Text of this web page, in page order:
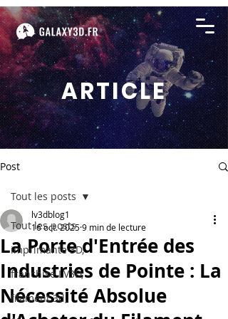
ARTICLE
Post
Tout les posts
imprimante 3D,
franchise LV3D,
filament 3d,
Tout les posts
La Porte d'Entrée des
Industries de Pointe : La
Nécessité Absolue
lv3dblog1
16 oct. 20259 min de lecture